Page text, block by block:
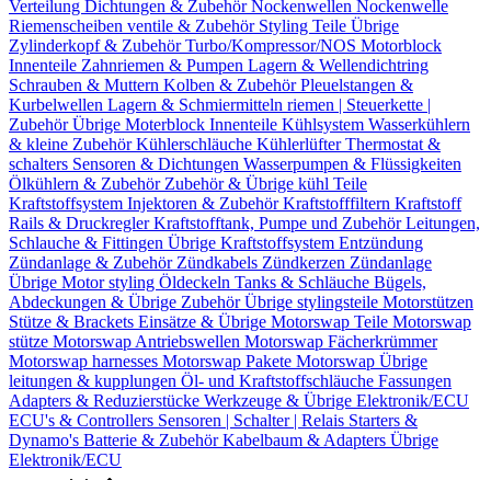
Verteilung Dichtungen & ZubehörNockenwellen Nockenwelle
Riemenscheiben ventile & Zubehör Styling Teile Übrige
Zylinderkopf & ZubehörTurbo/Kompressor/NOS Motorblock
Innenteile Zahnriemen & Pumpen Lagern & Wellendichtring
Schrauben & Muttern Kolben & ZubehörPleuelstangen &
Kurbelwellen Lagern & Schmiermitteln riemen | Steuerkette |
ZubehörÜbrige Moterblock Innenteile Kühlsystem Wasserkühlern
& kleine ZubehörKühlerschläuche KühlerlüfterThermostat &
schalters Sensoren & Dichtungen Wasserpumpen & Flüssigkeiten
Ölkühlern & Zubehör Zubehör & Übrige kühl Teile
Kraftstoffsystem Injektoren & ZubehörKraftstofffiltern Kraftstoff
Rails & DruckreglerKraftstofftank, Pumpe und ZubehörLeitungen,
Schlauche & Fittingen Übrige Kraftstoffsystem Entzündung
Zündanlage & Zubehör Zündkabels Zündkerzen Zündanlage
Übrige Motor styling Öldeckeln Tanks & Schläuche Bügels,
Abdeckungen & Übrige ZubehörÜbrige stylingsteile Motorstützen
Stütze & Brackets Einsätze & Übrige Motorswap Teile Motorswap
stütze Motorswap Antriebswellen Motorswap Fächerkrümmer
Motorswap harnesses Motorswap Pakete Motorswap Übrige
leitungen & kupplungen Öl- und Kraftstoffschläuche Fassungen
Adapters & Reduzierstücke Werkzeuge & Übrige Elektronik/ECU
ECU's & Controllers Sensoren | Schalter | Relais Starters &
Dynamo's Batterie & ZubehörKabelbaum & Adapters Übrige
Elektronik/ECU